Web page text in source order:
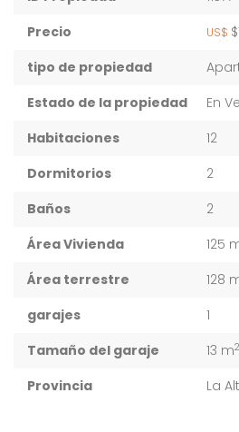
Precio
US$
tipo de propiedad
Estado de la propiedad
En
Habitaciones
12
Dormitorios
2
Baños
2
Área Vivienda
125
Área terrestre 128
garajes
1
Tamaño del garaje
13 m2
Provincia La